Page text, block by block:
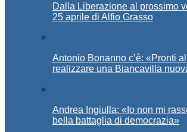
Dalla Liberazione al prossimo
25 aprile di Alfio Grasso
Antonio Bonanno c’è: «Pronti
realizzare una Biancavilla
Andrea Ingiulla: «Io non mi
bella battaglia di democrazia»